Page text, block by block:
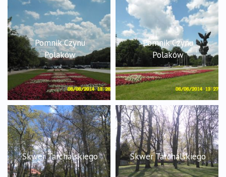
Pomnik Czynu
Polaków
Pomnik Czynu
Polaków
Skwer Tarchalskiego Skwer Tarchalskiego